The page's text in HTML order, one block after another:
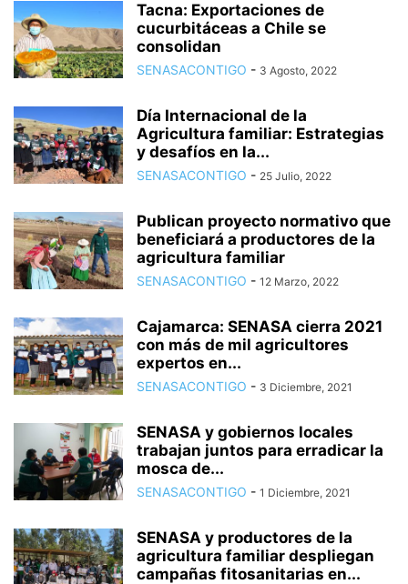
Tacna: Exportaciones de
cucurbitáceas a Chile se
consolidan
SENASACONTIGO - 3 Agosto, 2022
Día Internacional de la
Agricultura familiar: Estrategias
y desafíos en la...
SENASACONTIGO - 25 Julio, 2022
Publican proyecto normativo que
beneficiará a productores de la
agricultura familiar
SENASACONTIGO - 12 Marzo, 2022
Cajamarca: SENASA cierra 2021
con más de mil agricultores
expertos en...
SENASACONTIGO - 3 Diciembre, 2021
SENASA y gobiernos locales
trabajan juntos para erradicar la
mosca de...
SENASACONTIGO - 1 Diciembre, 2021
SENASA y productores de la
agricultura familiar despliegan
campañas fitosanitarias en...